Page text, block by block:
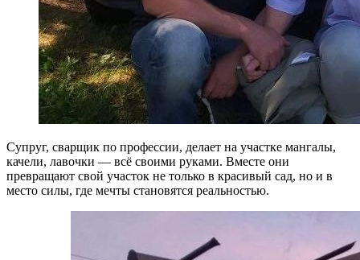
Супруг, сварщик по профессии, делает на участке мангалы,
качели, лавочки — всё своими руками. Вместе они
превращают свой участок не только в красивый сад, но и в
место силы, где мечты становятся реальностью.